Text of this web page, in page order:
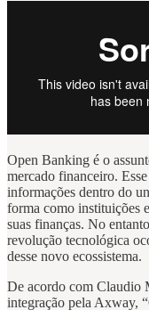
Open Banking é o
mercado financeiro.
informações dentro do
forma como instituições
suas finanças. No
revolução tecnológica
desse novo ecossistema.
De acordo com Claudio
integração pela Axway,